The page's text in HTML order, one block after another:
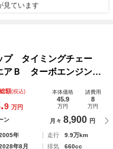
見ています
タイミングチェー
Ｂ ターボエンジン
Ｃ パワステ アルミ
ーレスエント ＡＢＳ
額(税込)
9 万円
本体価格
45.9
万円
諸費用
8
万円
ン 月々 8,900 円
年 走行
9.9万km
年8月 排気
660cc